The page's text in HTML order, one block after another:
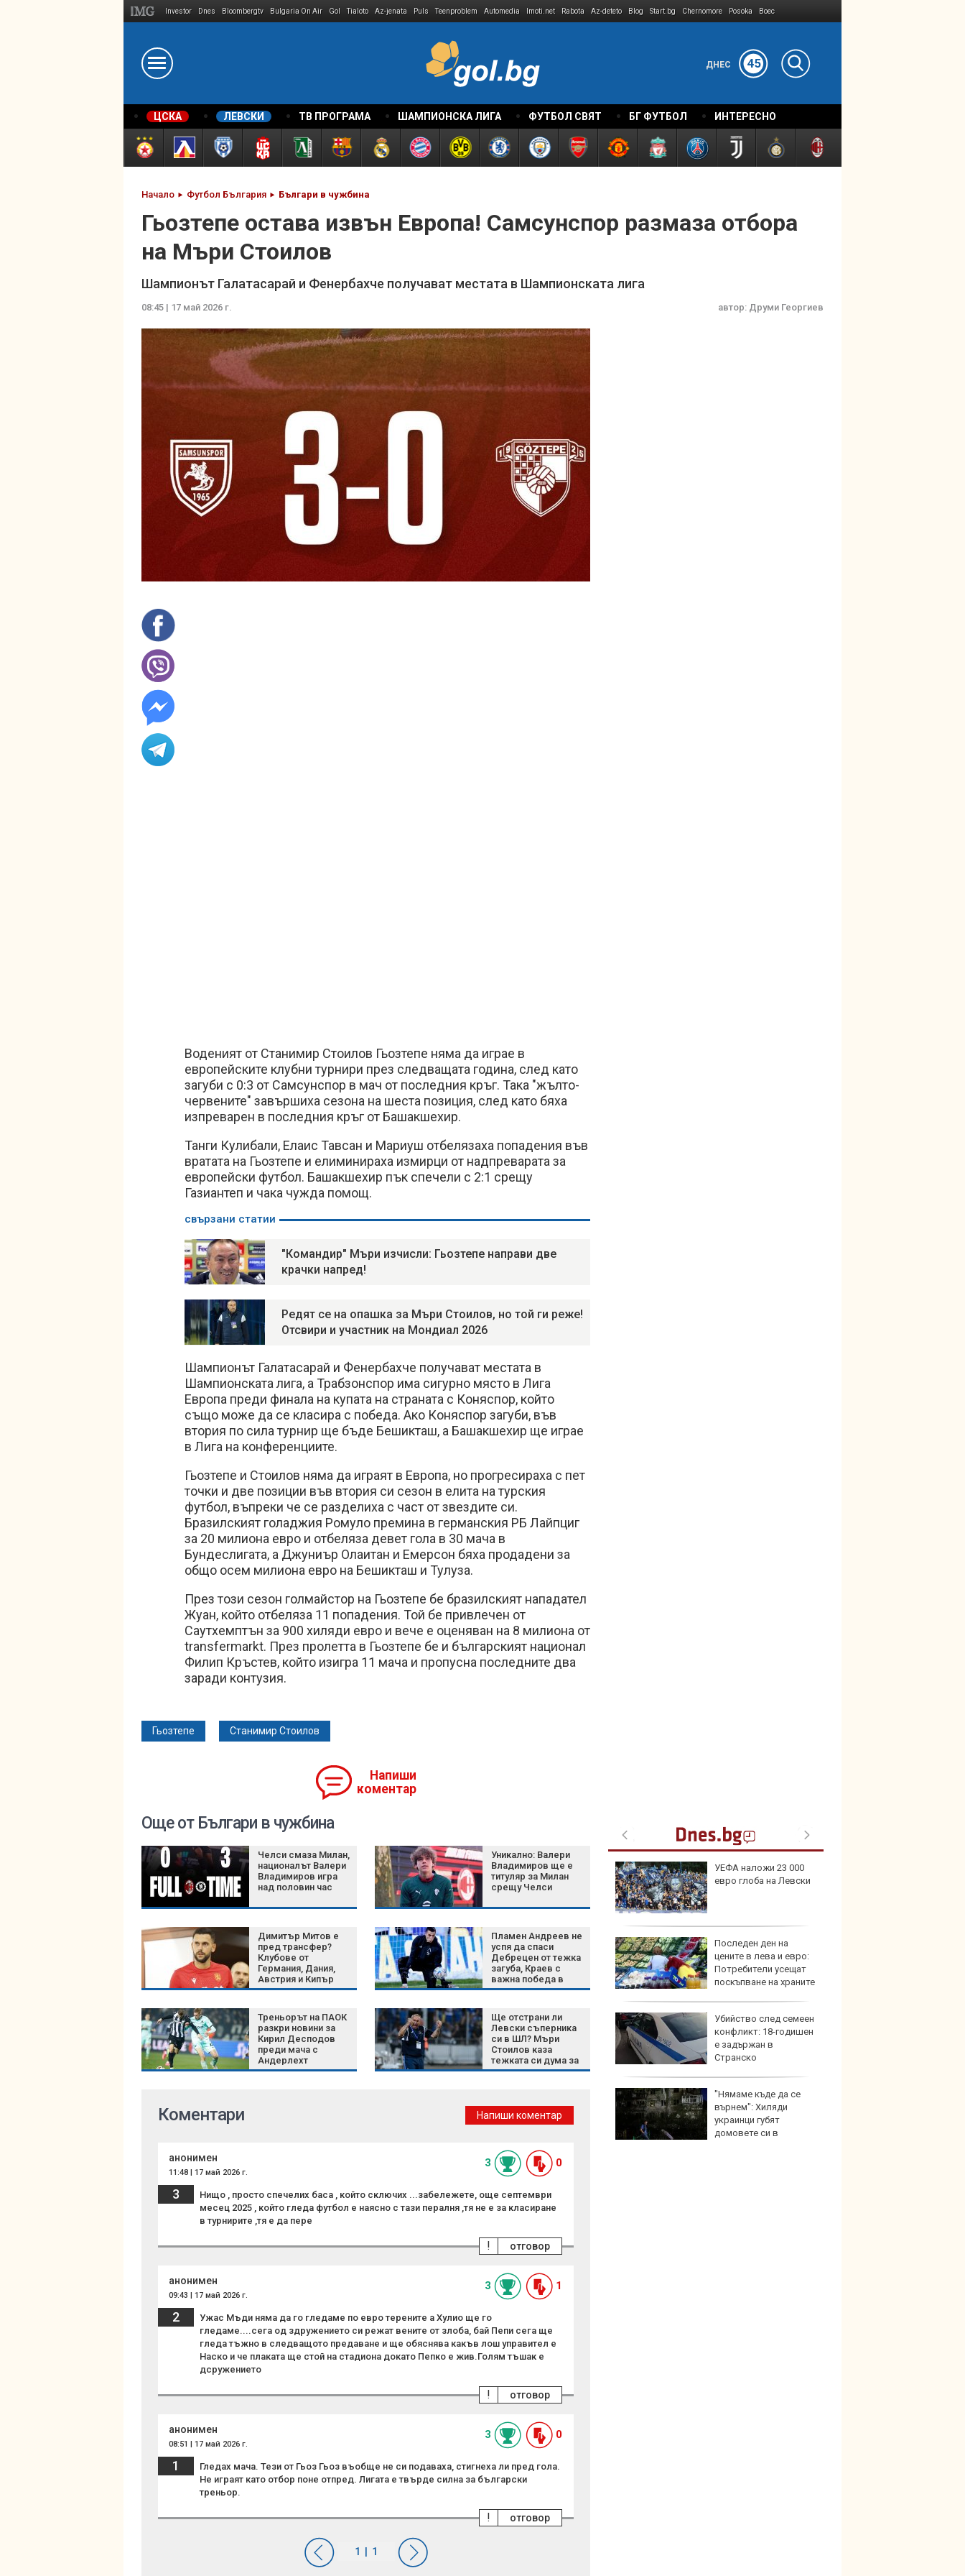
Investor Dnes Bloombergtv Bulgaria On Air Gol Tialoto Az-jenata Puls Teenproblem Automedia Imoti.net Rabota Az-deteto Blog Start.bg Chernomore Posoka Boec
ДНЕС 45
ЦСКА ЛЕВСКИ ТВ ПРОГРАМА ШАМПИОНСКА ЛИГА ФУТБОЛ СВЯТ БГ ФУТБОЛ ИНТЕРЕСНО
Начало Футбол България Българи в чужбина
Гьозтепе остава извън Европа! Самсунспор размаза отбора
на Мъри Стоилов
Шампионът Галатасарай и Фенербахче получават местата в Шампионската лига
08:45 | 17 май 2026 г. автор: Друми Георгиев
Воденият от Станимир Стоилов Гьозтепе няма да играе в
европейските клубни турнири през следващата година, след като
загуби с 0:3 от Самсунспор в мач от последния кръг. Така "жълто-
червените" завършиха сезона на шеста позиция, след като бяха
изпреварен в последния кръг от Башакшехир.
Танги Кулибали, Елаис Тавсан и Мариуш отбелязаха попадения във
вратата на Гьозтепе и елиминираха измирци от надпреварата за
европейски футбол. Башакшехир пък спечели с 2:1 срещу
Газиантеп и чака чужда помощ.
свързани статии
"Командир" Мъри изчисли: Гьозтепе направи две
крачки напред!
Редят се на опашка за Мъри Стоилов, но той ги реже!
Отсвири и участник на Мондиал 2026
Шампионът Галатасарай и Фенербахче получават местата в
Шампионската лига, а Трабзонспор има сигурно място в Лига
Европа преди финала на купата на страната с Коняспор, който
също може да се класира с победа. Ако Коняспор загуби, във
втория по сила турнир ще бъде Бешикташ, а Башакшехир ще играе
в Лига на конференциите.
Гьозтепе и Стоилов няма да играят в Европа, но прогресираха с пет
точки и две позиции във втория си сезон в елита на турския
футбол, въпреки че се разделиха с част от звездите си.
Бразилският голаджия Ромуло премина в германския РБ Лайпциг
за 20 милиона евро и отбеляза девет гола в 30 мача в
Бундеслигата, а Джуниър Олаитан и Емерсон бяха продадени за
общо осем милиона евро на Бешикташ и Тулуза.
През този сезон голмайстор на Гьозтепе бе бразилският нападател
Жуан, който отбеляза 11 попадения. Той бе привлечен от
Саутхемптън за 900 хиляди евро и вече е оценяван на 8 милиона от
transfermarkt. През пролетта в Гьозтепе бе и българският национал
Филип Кръстев, който изигра 11 мача и пропусна последните два
заради контузия.
Гьозтепе Станимир Стоилов
Напиши
коментар
Още от Българи в чужбина
Челси смаза Милан,
националът Валери
Владимиров игра
над половин час
Уникално: Валери
Владимиров ще е
титуляр за Милан
срещу Челси
Димитър Митов е
пред трансфер?
Клубове от
Германия, Дания,
Австрия и Кипър
следят национала
Пламен Андреев не
успя да спаси
Дебрецен от тежка
загуба, Краев с
важна победа в
Лигата на
Треньорът на ПАОК
разкри новини за
Кирил Десподов
преди мача с
Андерлехт
Ще отстрани ли
Левски съперника
си в ШЛ? Мъри
Стоилов каза
тежката си дума за
битките с Кайрат
Даниел Динев: В
България е почти
невъзможно да си
намериш спаринги за
90-годишен мъж от
Кобиляне е в
неизвестност
Турция ограничава
корабния трафик към
Черно море заради
зачестилите атаки
растат след
въвеждането на
УЕФА наложи 23 000
евро глоба на Левски
Последен ден на
цените в лева и евро:
Потребители усещат
поскъпване на храните
Убийство след семеен
конфликт: 18-годишен
е задържан в
Странско
"Нямаме къде да се
върнем": Хиляди
украинци губят
домовете си в
Коментари Напиши коментар
анонимен
11:48 | 17 май 2026 г.
3 0
3
Нищо , просто спечелих баса , който сключих ...забележете, още септември
месец 2025 , който гледа футбол е наясно с тази пералня ,тя не е за класиране
в турнирите ,тя е да пере
отговор
!
анонимен
09:43 | 17 май 2026 г.
3 1
2
Ужас Мъди няма да го гледаме по евро терените а Хулио ще го
гледаме....сега од здружението си режат вените от злоба, бай Пепи сега ще
гледа тъжно в следващото предаване и ще обяснява какъв лош управител е
Наско и че плаката ще стой на стадиона докато Пепко е жив.Голям тъшак е
дсружението
отговор
!
анонимен
08:51 | 17 май 2026 г.
3 0
1
Гледах мача. Тези от Гьоз Гьоз въобще не си подаваха, стигнеха ли пред гола.
Не играят като отбор поне отпред. Лигата е твърде силна за български
треньор.
отговор
!